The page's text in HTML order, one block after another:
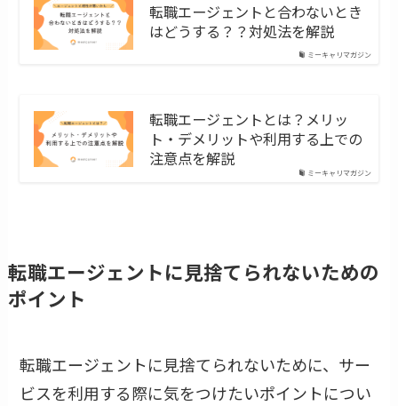
ミーキャリマガジン
転職エージェントと合わないとき
はどうする？？対処法を解説
ミーキャリマガジン
転職エージェントとは？メリッ
ト・デメリットや利用する上での
注意点を解説
転職エージェントに見捨てられないための
ポイント
転職エージェントに見捨てられないために、サー
ビスを利用する際に気をつけたいポイントについ